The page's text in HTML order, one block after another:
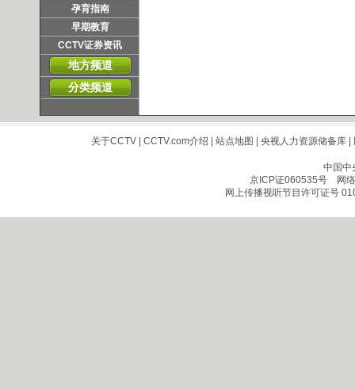
孕育指南
早期教育
CCTV证券资讯
地方频道
分类频道
关于CCTV| CCTV.com介绍 | 站点地图 | 央视人力资源储备库|
中国中
京ICP证060535号网络
网上传播视听节目许可证号